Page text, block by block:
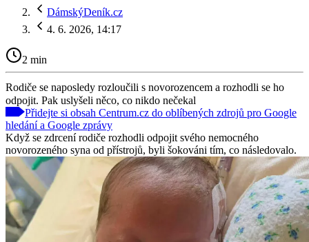
DámskýDeník.cz
4. 6. 2026, 14:17
2 min
Rodiče se naposledy rozloučili s novorozencem a rozhodli se ho
odpojit. Pak uslyšeli něco, co nikdo nečekal
Přidejte si obsah Centrum.cz do oblíbených zdrojů pro Google
hledání a Google zprávy
Když se zdrcení rodiče rozhodli odpojit svého nemocného
novorozeného syna od přístrojů, byli šokováni tím, co následovalo.